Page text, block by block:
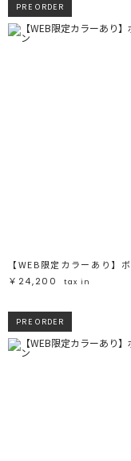
PRE ORDER
￥24,200
tax in
PRE ORDER